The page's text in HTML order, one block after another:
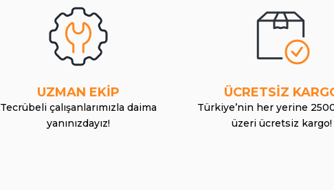
UZMAN EKİP
Tecrübeli çalışanlarımızla daima
yanınızdayız!
ÜCRETSİZ
Türkiye’nin her yerine
üzeri ücretsiz kargo!